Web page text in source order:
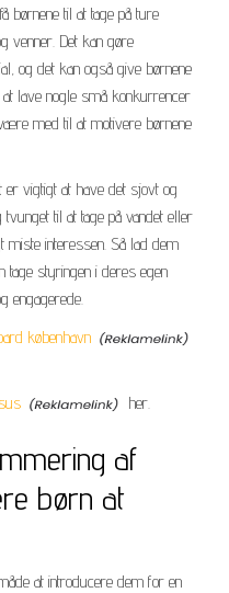
børnene til at tage på ture
venner. Det kan gøre
og det kan også give børnene
lave nogle små konkurrencer
med til at motivere børnene
er vigtigt at have det sjovt og
til at tage på vandet eller
interessen. Så lad dem
tage styringen i deres egen
engagerede.
københavn
her.
af
børn at
at introducere dem for en